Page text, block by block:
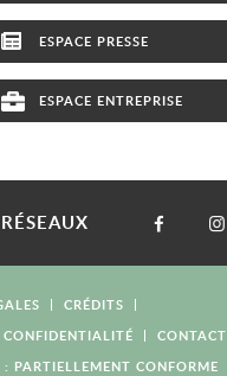
ESPACE PRESSE
ESPACE ENTREPRISE
CRÉDITS
CONTACT
: PARTIELLEMENT CONFORME